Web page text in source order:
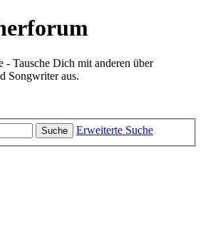
- Tausche Dich mit anderen über
Songwriter aus.
Suche Erweiterte Suche